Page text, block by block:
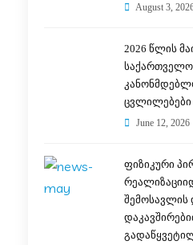
August 3,
2026 წლის მაისის თვის განმავლობაში
ცვლილებები
June 12, 2026
ფიზიკური პირის მიერ ბინისა და სახლის
შემოსავლის